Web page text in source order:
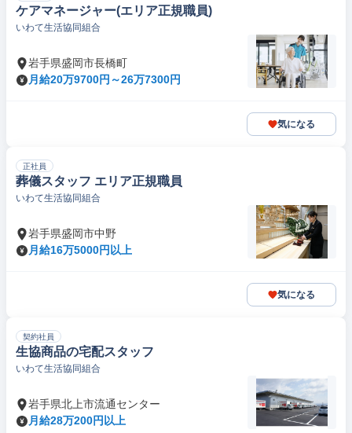
ケアマネージャー(エリア正規職員)
いわて生活協同組合
岩手県盛岡市長橋町
月給20万9700円～26万7300円
気になる
正社員
葬儀スタッフ エリア正規職員
いわて生活協同組合
岩手県盛岡市中野
月給16万5000円以上
気になる
契約社員
生協商品の宅配スタッフ
いわて生活協同組合
岩手県北上市流通センター
月給28万200円以上